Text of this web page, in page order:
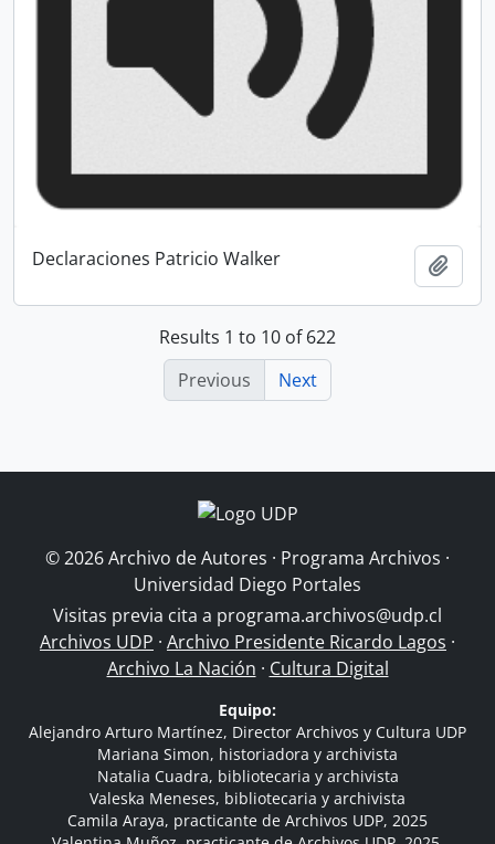
Declaraciones Patricio Walker
Results 1 to 10 of 622
Previous
Next
© 2026 Archivo de Autores · Programa Archivos ·
Universidad Diego Portales
Visitas previa cita a programa.archivos@udp.cl
Archivos UDP · Archivo Presidente Ricardo Lagos ·
Archivo La Nación · Cultura Digital
Equipo:
Alejandro Arturo Martínez, Director Archivos y Cultura UDP
Mariana Simon, historiadora y archivista
Natalia Cuadra, bibliotecaria y archivista
Valeska Meneses, bibliotecaria y archivista
Camila Araya, practicante de Archivos UDP, 2025